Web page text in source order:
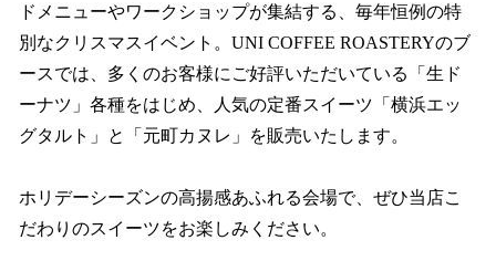
ドメニューやワークショップが集結する、毎年恒例の特
別なクリスマスイベント。UNI COFFEE ROASTERYのブ
ースでは、多くのお客様にご好評いただいている「生ド
ーナツ」各種をはじめ、人気の定番スイーツ「横浜エッ
グタルト」と「元町カヌレ」を販売いたします。
ホリデーシーズンの高揚感あふれる会場で、ぜひ当店こ
だわりのスイーツをお楽しみください。